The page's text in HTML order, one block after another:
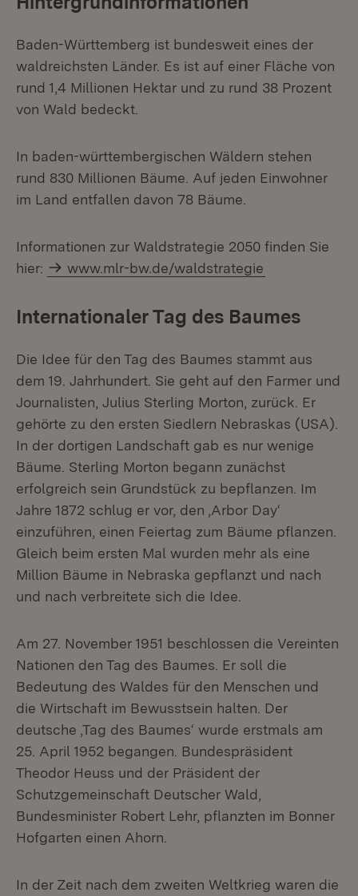
Baden-Württemberg ist bundesweit eines der
waldreichsten Länder. Es ist auf einer Fläche von
rund 1,4 Millionen Hektar und zu rund 38 Prozent
von Wald bedeckt.
In baden-württembergischen Wäldern stehen
rund 830 Millionen Bäume. Auf jeden Einwohner
im Land entfallen davon 78 Bäume.
Informationen zur Waldstrategie 2050 finden Sie
hier:
www.mlr-bw.de/waldstrategie
Internationaler Tag des Baumes
Die Idee für den Tag des Baumes stammt aus
dem 19. Jahrhundert. Sie geht auf den Farmer und
Journalisten, Julius Sterling Morton, zurück. Er
gehörte zu den ersten Siedlern Nebraskas (USA).
In der dortigen Landschaft gab es nur wenige
Bäume. Sterling Morton begann zunächst
erfolgreich sein Grundstück zu bepflanzen. Im
Jahre 1872 schlug er vor, den ‚Arbor Day‘
einzuführen, einen Feiertag zum Bäume pflanzen.
Gleich beim ersten Mal wurden mehr als eine
Million Bäume in Nebraska gepflanzt und nach
und nach verbreitete sich die Idee.
Am 27. November 1951 beschlossen die Vereinten
Nationen den Tag des Baumes. Er soll die
Bedeutung des Waldes für den Menschen und
die Wirtschaft im Bewusstsein halten. Der
deutsche ‚Tag des Baumes‘ wurde erstmals am
25. April 1952 begangen. Bundespräsident
Theodor Heuss und der Präsident der
Schutzgemeinschaft Deutscher Wald,
Bundesminister Robert Lehr, pflanzten im Bonner
Hofgarten einen Ahorn.
In der Zeit nach dem zweiten Weltkrieg waren die